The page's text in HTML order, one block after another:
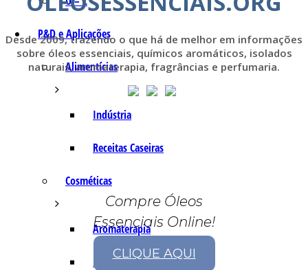
P&D e Aplicações
Alimentícias
Indústria
Receitas Caseiras
Cosméticas
Aromaterapia
Fórmulas Caseiras
Desde 2009, trazendo o que há de melhor em informações
sobre óleos essenciais, químicos aromáticos, isolados
naturais, aromaterapia, fragrâncias e perfumaria.
Compre Óleos
Essenciais Online!
CLIQUE AQUI